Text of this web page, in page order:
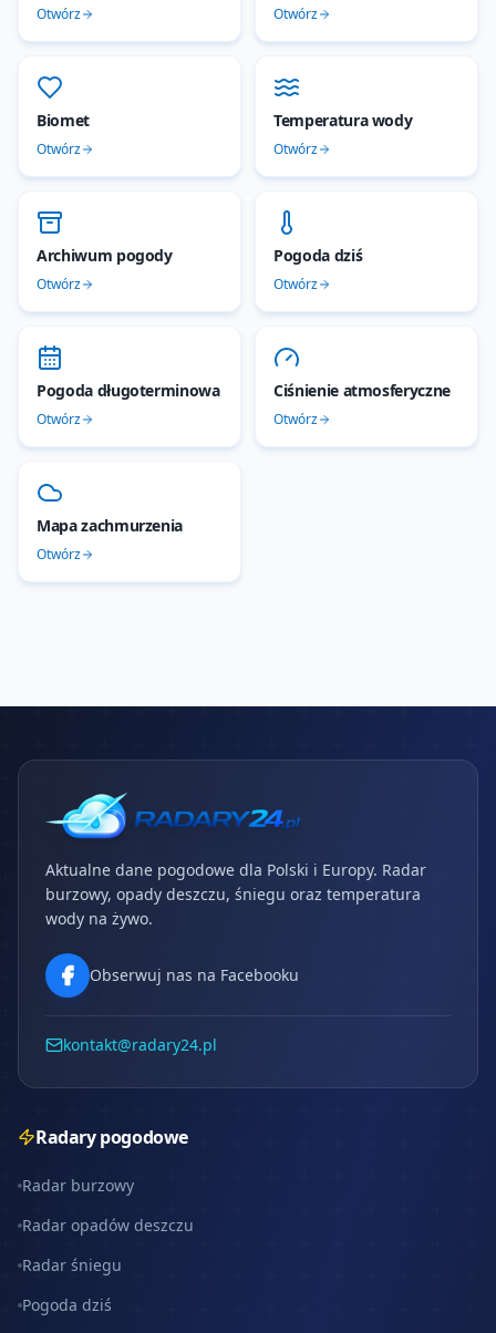
Otwórz Otwórz
Biomet
Otwórz
Temperatura wody
Otwórz
Archiwum pogody
Otwórz
Pogoda dziś
Otwórz
Pogoda długoterminowa
Otwórz
Ciśnienie atmosferyczne
Otwórz
Mapa zachmurzenia
Otwórz
Aktualne dane pogodowe dla Polski i Europy. Radar
burzowy, opady deszczu, śniegu oraz temperatura
wody na żywo.
Obserwuj nas na Facebooku
kontakt@radary24.pl
Radary pogodowe
Radar burzowy
Radar opadów deszczu
Radar śniegu
Pogoda dziś